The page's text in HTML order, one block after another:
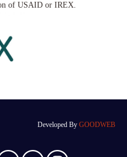
of USAID or IREX.
Developed By GOODWEB